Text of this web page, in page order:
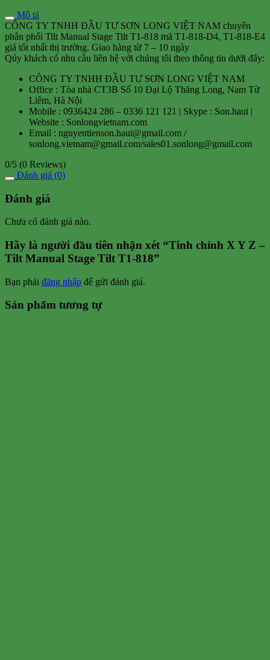
Mô tả
CÔNG TY TNHH ĐẦU TƯ SƠN LONG VIỆT NAM chuyên
phân phối Tilt Manual Stage Tilt T1-818 mã T1-818-D4, T1-818-E4
giá tốt nhất thị trường. Giao hàng từ 7 – 10 ngày
Qúy khách có nhu cầu liên hệ với chúng tôi theo thông tin dưới đây:
CÔNG TY TNHH ĐẦU TƯ SƠN LONG VIỆT NAM
Office : Tòa nhà CT3B Số 10 Đại Lộ Thăng Long, Nam Từ
Liêm, Hà Nội
Mobile : 0936424 286 – 0336 121 121 | Skype : Son.haui |
Website : Sonlongvietnam.com
Email : nguyentienson.haui@gmail.com /
sonlong.vietnam@gmail.com/sales01.sonlong@gmail.com
0/5 (0 Reviews)
Đánh giá (0)
Đánh giá
Chưa có đánh giá nào.
Hãy là người đầu tiên nhận xét “Tinh chỉnh X Y Z –
Tilt Manual Stage Tilt T1-818”
Bạn phải đăng nhập để gửi đánh giá.
Sản phẩm tương tự